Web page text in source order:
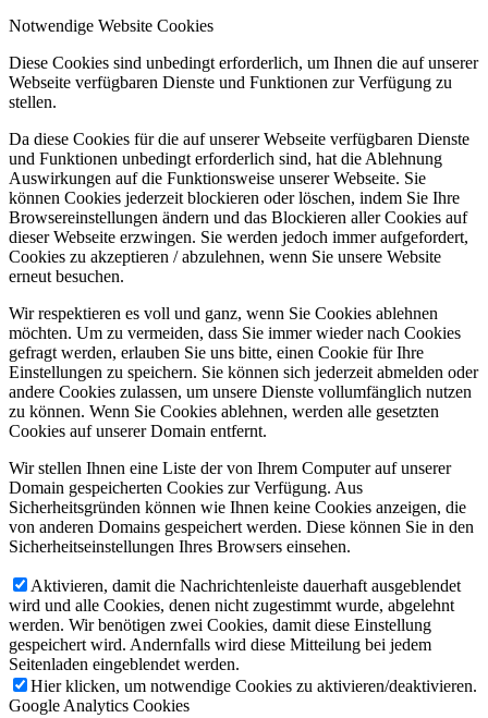
Notwendige Website Cookies
Diese Cookies sind unbedingt erforderlich, um Ihnen die auf unserer
Webseite verfügbaren Dienste und Funktionen zur Verfügung zu
stellen.
Da diese Cookies für die auf unserer Webseite verfügbaren Dienste
und Funktionen unbedingt erforderlich sind, hat die Ablehnung
Auswirkungen auf die Funktionsweise unserer Webseite. Sie
können Cookies jederzeit blockieren oder löschen, indem Sie Ihre
Browsereinstellungen ändern und das Blockieren aller Cookies auf
dieser Webseite erzwingen. Sie werden jedoch immer aufgefordert,
Cookies zu akzeptieren / abzulehnen, wenn Sie unsere Website
erneut besuchen.
Wir respektieren es voll und ganz, wenn Sie Cookies ablehnen
möchten. Um zu vermeiden, dass Sie immer wieder nach Cookies
gefragt werden, erlauben Sie uns bitte, einen Cookie für Ihre
Einstellungen zu speichern. Sie können sich jederzeit abmelden oder
andere Cookies zulassen, um unsere Dienste vollumfänglich nutzen
zu können. Wenn Sie Cookies ablehnen, werden alle gesetzten
Cookies auf unserer Domain entfernt.
Wir stellen Ihnen eine Liste der von Ihrem Computer auf unserer
Domain gespeicherten Cookies zur Verfügung. Aus
Sicherheitsgründen können wie Ihnen keine Cookies anzeigen, die
von anderen Domains gespeichert werden. Diese können Sie in den
Sicherheitseinstellungen Ihres Browsers einsehen.
Aktivieren, damit die Nachrichtenleiste dauerhaft ausgeblendet
wird und alle Cookies, denen nicht zugestimmt wurde, abgelehnt
werden. Wir benötigen zwei Cookies, damit diese Einstellung
gespeichert wird. Andernfalls wird diese Mitteilung bei jedem
Seitenladen eingeblendet werden.
Hier klicken, um notwendige Cookies zu aktivieren/deaktivieren.
Google Analytics Cookies